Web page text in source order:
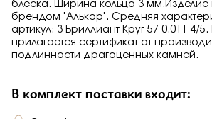
блеска. Ширина кольца 3 мм.Изделие
брендом "Алькор". Средняя
артикул: 3 Бриллиант Круг 57 0.011 4/
прилагается сертификат от
подлинности драгоценных камней.
В комплект поставки входит: